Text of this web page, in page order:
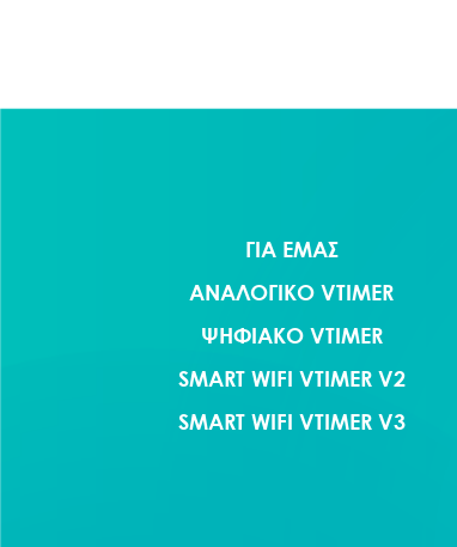
ΓΙΑ ΕΜΑΣ
ΑΝΑΛΟΓΙΚΟ VTIMER
ΨΗΦΙΑΚΟ VTIMER
SMART WIFI VTIMER V2
SMART WIFI VTIMER V3